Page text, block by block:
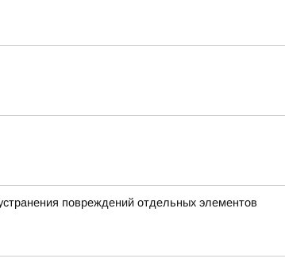
повреждений отдельных элементов